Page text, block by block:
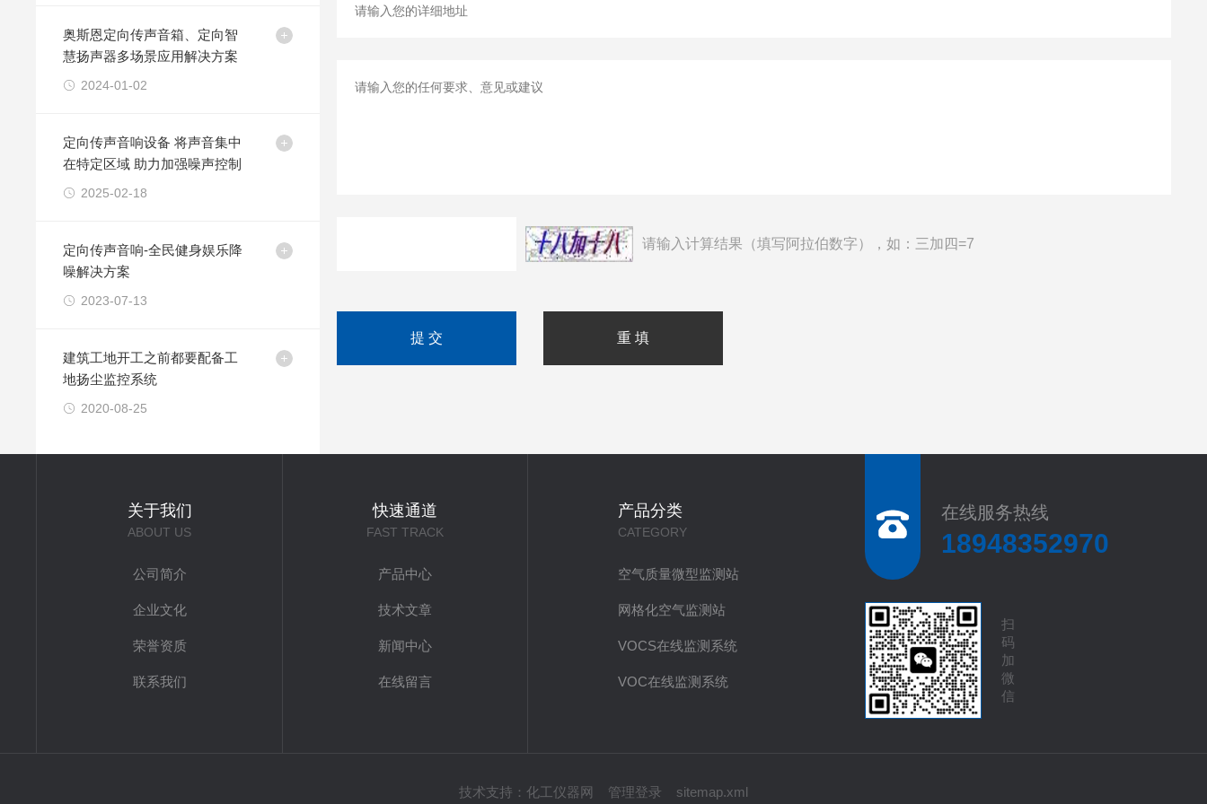
奥斯恩定向传声音箱、定向智
慧扬声器多场景应用解决方案
2024-01-02
定向传声音响设备 将声音集中
在特定区域 助力加强噪声控制
2025-02-18
定向传声音响-全民健身娱乐降
噪解决方案
2023-07-13
建筑工地开工之前都要配备工
地扬尘监控系统
2020-08-25
请输入计算结果（填写阿拉伯数字），如：三加四=7
关于我们
ABOUT US
公司简介
企业文化
荣誉资质
联系我们
快速通道
FAST TRACK
产品中心
技术文章
新闻中心
在线留言
产品分类
CATEGORY
空气质量微型监测站
网格化空气监测站
VOCS在线监测系统
VOC在线监测系统
在线服务热线
18948352970
扫
码
加
微
信
技术支持： 化工仪器网 管理登录 sitemap.xml